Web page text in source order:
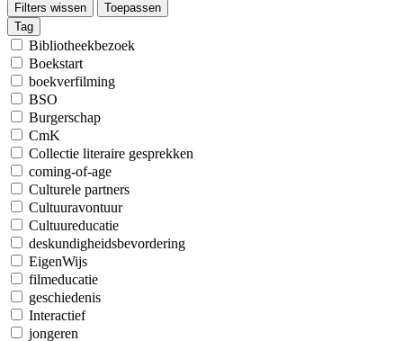
Filters wissen
Toepassen
Tag
Bibliotheekbezoek
Boekstart
boekverfilming
BSO
Burgerschap
CmK
Collectie literaire gesprekken
coming-of-age
Culturele partners
Cultuuravontuur
Cultuureducatie
deskundigheidsbevordering
EigenWijs
filmeducatie
geschiedenis
Interactief
jongeren